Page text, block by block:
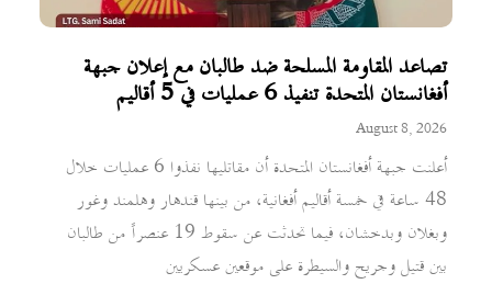
تصاعد المقاومة المسلحة ضد طالبان مع إعلان جبهة
أفغانستان المتحدة تنفيذ 6 عمليات في 5 أقاليم
August 8, 2026
أعلنت جبهة أفغانستان المتحدة أن مقاتليها نفذوا 6 عمليات خلال
48 ساعة في خمسة أقاليم أفغانية، من بينها قندهار وهلمند وغور
وبغلان وبدخشان، فيما تحدثت عن سقوط 19 عنصراً من طالبان
بين قتيل وجريح والسيطرة على موقعين عسكريين